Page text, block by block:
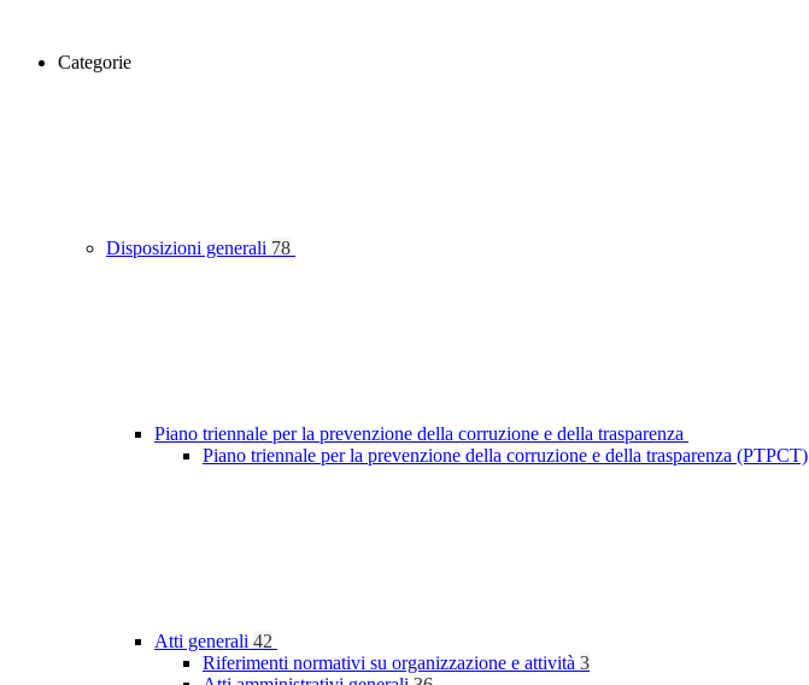
Categorie
Disposizioni generali 78
Piano triennale per la prevenzione della corruzione e della trasparenza
Piano triennale per la prevenzione della corruzione e della trasparenza (PTPCT)
Atti generali 42
Riferimenti normativi su organizzazione e attività 3